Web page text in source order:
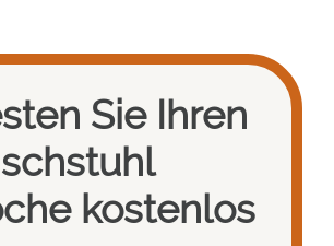
Sie Ihren
kostenlos